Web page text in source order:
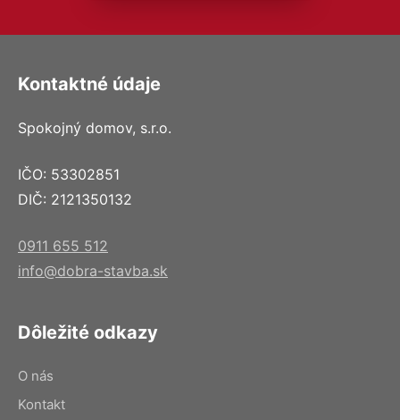
Kontaktné údaje
Spokojný domov, s.r.o.
IČO: 53302851
DIČ: 2121350132
0911 655 512
info@dobra-stavba.sk
Dôležité odkazy
O nás
Kontakt